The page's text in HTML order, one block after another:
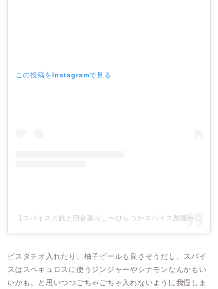
この投稿をInstagramで見る
ピスタチオ入れたり、柚子ピールも良さそうだし、スパイ
スはスペキュロスに使うジンジャーやシナモンなんかもい
いかも。と思いつつごちゃごちゃ入れないように我慢しま